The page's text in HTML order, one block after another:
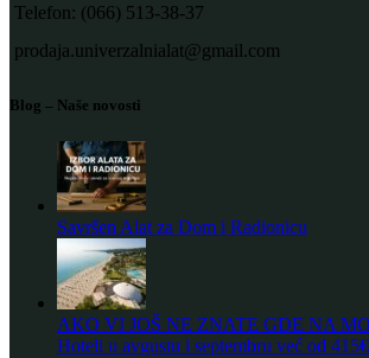
Telefon: (066) 513-38-37
prodaja.univerzalnialat@gmail.com
Blog – Naše novosti
Savršen Alat za Dom i Radionicu
AKO VI JOŠ NE ZNATE GDE NA
Hoteli u avgustu i septembru već od 415€